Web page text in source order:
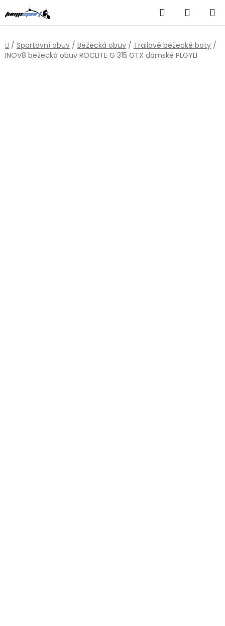
na
obsah
Hledat
KOŠÍK
Domů
/ Sportovní obuv / Běžecká obuv / Trailové běžecké boty /
INOV8 běžecká obuv ROCLITE G 315 GTX dámské PLGYLI